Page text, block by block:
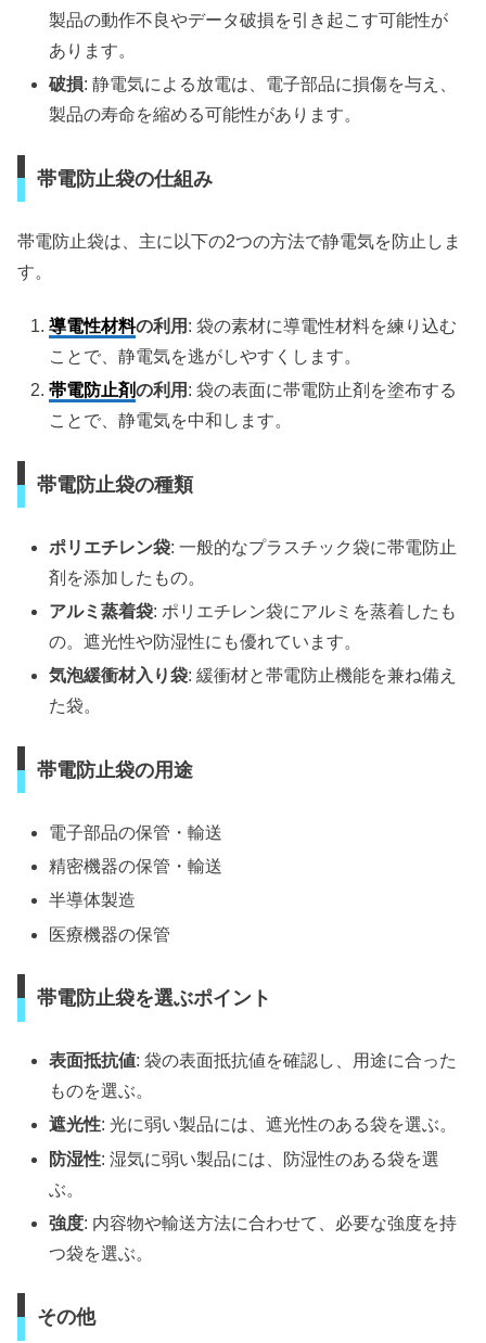
製品の動作不良やデータ破損を引き起こす可能性が
あります。
破損: 静電気による放電は、電子部品に損傷を与え、
製品の寿命を縮める可能性があります。
帯電防止袋の仕組み
帯電防止袋は、主に以下の2つの方法で静電気を防止しま
す。
導電性材料の利用 : 袋の素材に導電性材料を練り込む
ことで、静電気を逃がしやすくします。
帯電防止剤の利用 : 袋の表面に帯電防止剤を塗布する
ことで、静電気を中和します。
帯電防止袋の種類
ポリエチレン袋: 一般的なプラスチック袋に帯電防止
剤を添加したもの。
アルミ蒸着袋: ポリエチレン袋にアルミを蒸着したも
の。遮光性や防湿性にも優れています。
気泡緩衝材入り袋: 緩衝材と帯電防止機能を兼ね備え
た袋。
帯電防止袋の用途
電子部品の保管・輸送
精密機器の保管・輸送
半導体製造
医療機器の保管
帯電防止袋を選ぶポイント
表面抵抗値: 袋の表面抵抗値を確認し、用途に合った
ものを選ぶ。
遮光性: 光に弱い製品には、遮光性のある袋を選ぶ。
防湿性: 湿気に弱い製品には、防湿性のある袋を選
ぶ。
強度: 内容物や輸送方法に合わせて、必要な強度を持
つ袋を選ぶ。
その他